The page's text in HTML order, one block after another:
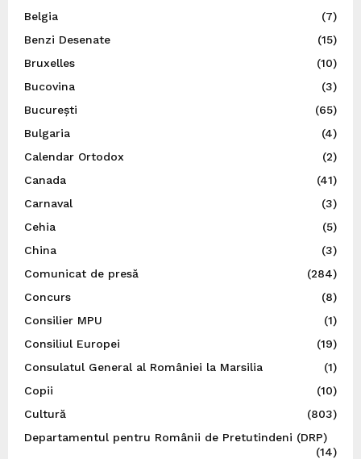
Belgia
(7)
Benzi Desenate
(15)
Bruxelles
(10)
Bucovina
(3)
București
(65)
Bulgaria
(4)
Calendar Ortodox
(2)
Canada
(41)
Carnaval
(3)
Cehia
(5)
China
(3)
Comunicat de presă
(284)
Concurs
(8)
Consilier MPU
(1)
Consiliul Europei
(19)
Consulatul General al României la Marsilia
(1)
Copii
(10)
Cultură
(803)
Departamentul pentru Românii de Pretutindeni (DRP)
(14)